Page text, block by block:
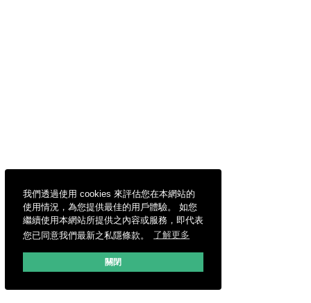
我們透過使用 cookies 來評估您在本網站的
使用情況，為您提供最佳的用戶體驗。 如您
繼續使用本網站所提供之內容或服務，即代表
您已同意我們最新之私隱條款。
了解更多
關閉